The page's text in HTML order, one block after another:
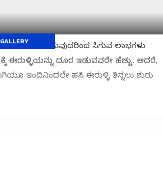
ಸೇವಿಸುವುದರಿಂದ ಸಿಗುವ ಲಾಭಗಳು
ಈರುಳ್ಳಿಯನ್ನು ದೂರ ಇಡುವವರೇ ಹೆಚ್ಚು. ಆದರೆ,
ಇಂದಿನಿಂದಲೇ ಹಸಿ ಈರುಳ್ಳಿ ತಿನ್ನಲು ಶುರು